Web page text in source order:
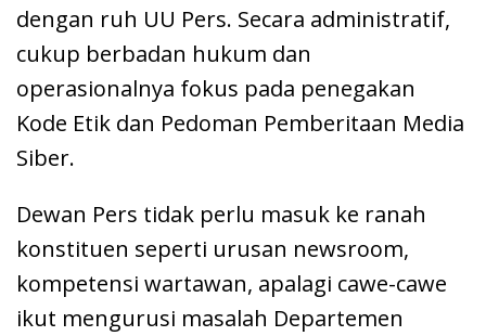
dengan ruh UU Pers. Secara administratif,
cukup berbadan hukum dan
operasionalnya fokus pada penegakan
Kode Etik dan Pedoman Pemberitaan Media
Siber.
Dewan Pers tidak perlu masuk ke ranah
konstituen seperti urusan newsroom,
kompetensi wartawan, apalagi cawe-cawe
ikut mengurusi masalah Departemen